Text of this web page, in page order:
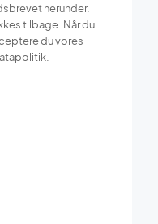
herunder.
tilbage. Når du
du vores